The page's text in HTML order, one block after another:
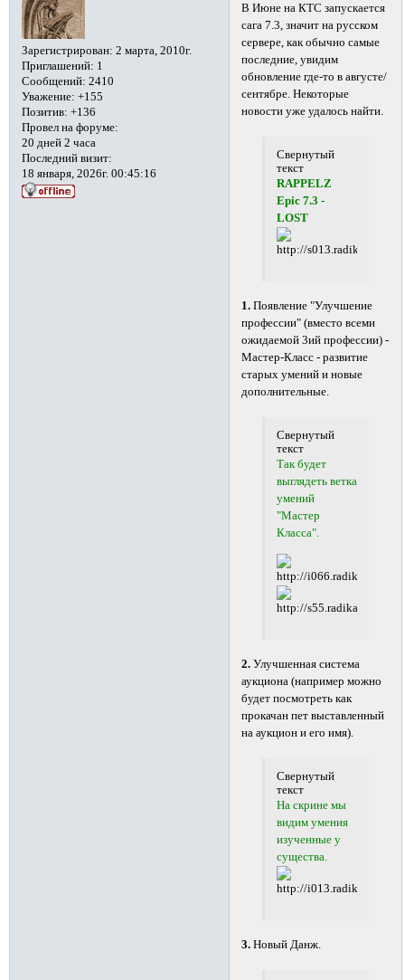
Зарегистрирован: 2 марта, 2010г.
Приглашений: 1
Сообщений: 2410
Уважение: +155
Позитив: +136
Провел на форуме:
20 дней 2 часа
Последний визит:
18 января, 2026г. 00:45:16
В Июне на КТС запускается
сага 7.3, значит на русском
сервере, как обычно самые
последние, увидим
обновление где-то в августе/
сентябре. Некоторые
новости уже удалось найти.
Свернутый
текст
RAPPELZ
Epic 7.3 -
LOST
1. Появление "Улучшение
профессии" (вместо всеми
ожидаемой 3ий профессии) -
Мастер-Класс - развитие
старых умений и новые
дополнительные.
Свернутый
текст
Так будет
выглядеть ветка
умений
"Мастер
Класса".
2. Улучшенная система
аукциона (например можно
будет посмотреть как
прокачан пет выставленный
на аукцион и его имя).
Свернутый
текст
На скрине мы
видим умения
изученные у
существа.
3. Новый Данж.